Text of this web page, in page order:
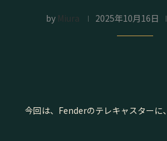
by Miura 2025年10月16日
今回は、Fenderのテレキャスターに